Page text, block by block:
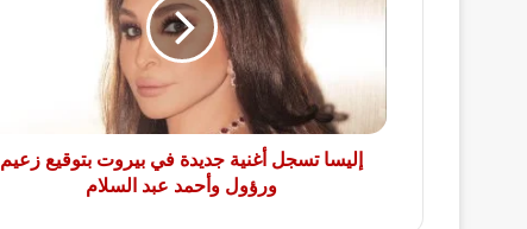
زعيم
ورؤول
وأحمدإليسا تسجل أغنية جديدة في بيروت بتوقيع زعيم
ورؤول وأحمد عبد السلام